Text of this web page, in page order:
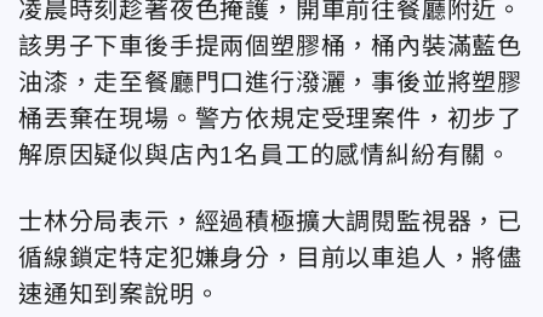
凌晨時刻趁著夜色掩護，開車前往餐廳附近。
該男子下車後手提兩個塑膠桶，桶內裝滿藍色
油漆，走至餐廳門口進行潑灑，事後並將塑膠
桶丟棄在現場。警方依規定受理案件，初步了
解原因疑似與店內1名員工的感情糾紛有關。
士林分局表示，經過積極擴大調閱監視器，已
循線鎖定特定犯嫌身分，目前以車追人，將儘
速通知到案說明 。